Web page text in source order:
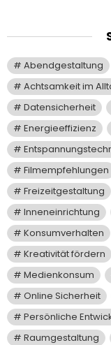
Abendgestaltung
Achtsamkeit im
Datensicherheit
Energieeffizienz
Filmempfehlungen
Freizeitgestaltung
Inneneinrichtung
Konsumverhalten
Kreativität fördern
Medienkonsum
Online Sicherheit
Persönliche
Raumgestaltung